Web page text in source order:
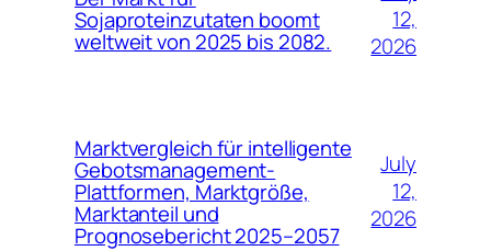
Sojaproteinzutaten boomt
weltweit von 2025 bis 2082.
12,
2026
Marktvergleich für intelligente
Gebotsmanagement-
Plattformen, Marktgröße,
Marktanteil und
Prognosebericht 2025–2057
July
12,
2026